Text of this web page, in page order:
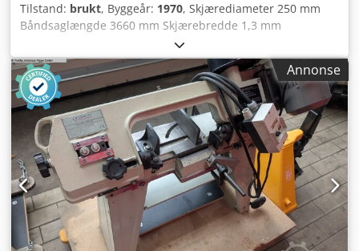
Tilstand: brukt, Byggeår: 1970, Skjærediameter 250 mm
Båndsaglængde 3660 mm Skjærebredde 1,3 mm
Spennområde lengde 450 mm Spennområde høyde 250
mm Skjærehastighet 20 - 70 m/min Skjærekraft trinnløs
Gjæringskutt - tosidig 45 ° Spenning 380 V Frekvens 50 Hz
Motoreffekt 0,55 kW Maskinvekt ca. 0,7 t Plassbehov ca. 1,5
x 1,0 x 1,6 m Dcsdpfexc Nwuox Ag Tok Kjøleanlegg,
Annonse